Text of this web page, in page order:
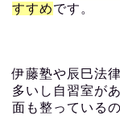
すすめです。
伊藤塾や辰巳法
多いし自習室が
面も整っている